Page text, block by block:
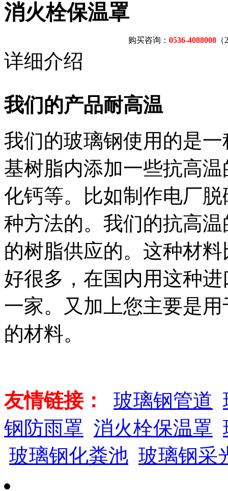
消火栓保温罩
购买咨询： 0536-4088008
详细介绍
我们的产品耐高温
我们的玻璃钢使用的是
基树脂内添加一些抗高
化钙等。比如制作电厂
种方法的。我们的抗高
的树脂供应的。这种材
好很多，在国内用这种
一家。又加上您主要是
的材料。
友情链接： 玻璃钢管道
钢防雨罩 消火栓保温罩
玻璃钢化粪池 玻璃钢采